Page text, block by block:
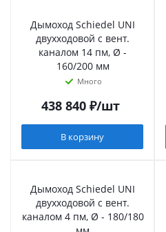
Дымоход Schiedel UNI
двухходовой с вент.
каналом 14 пм, Ø -
160/200 мм
Много
438 840₽/шт
В корзину
Дымоход Schiedel UNI
двухходовой с вент.
каналом 4 пм, Ø - 180/180